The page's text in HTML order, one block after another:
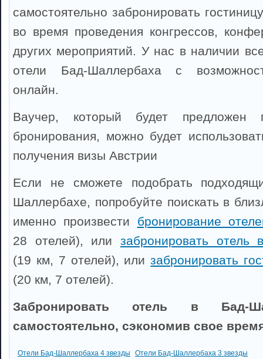
самостоятельно забронировать
во время проведения конгрессов,
других мероприятий. У нас в наличии
отели Бад-Шаллербаха с
онлайн.
Ваучер, который будет предложен
бронирования, можно будет
получения визы Австрии
Если не сможете подобрать
Шаллербахе, попробуйте поискать в
именно произвести бронирование
28 отелей), или забронировать отель
(19 км, 7 отелей), илизабронировать
(20 км, 7 отелей).
Забронировать отель в Бад-
самостоятельно, сэкономив свое
Отели Бад-Шаллербаха 4 звезды Отели Бад-Шаллербаха 3 звезды